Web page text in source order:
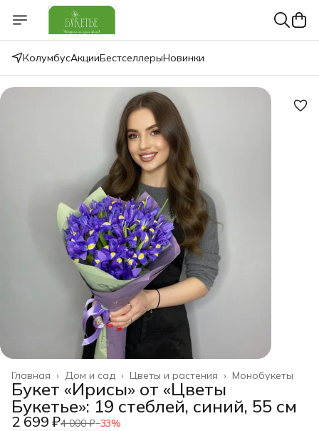
КолумбусАкцииБестселлерыНовинки
Монобукеты
Цветы и растения ›
Дом и сад ›
Главная ›
Букет «Ирисы» от «Цветы
Букетье»: 19 стеблей, синий, 55 см
2 699 ₽4 000 ₽−33%